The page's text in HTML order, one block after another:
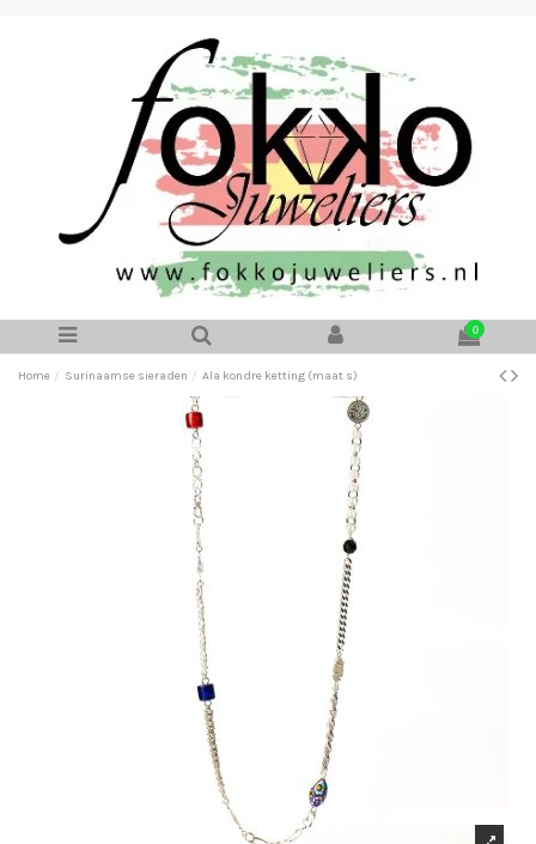
0
Home Surinaamse sieraden Ala kondre ketting (maat s)